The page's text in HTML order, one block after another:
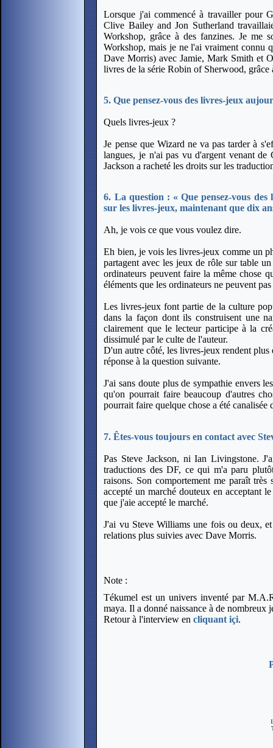
Lorsque j'ai commencé à travailler pour
Clive Bailey and Jon Sutherland
Workshop, grâce à des fanzines. Je me
Workshop, mais je ne l'ai vraiment connu
Dave Morris) avec Jamie, Mark Smith et
livres de la série Robin of Sherwood,
5. Que pensez-vous des livres-jeux
Quels livres-jeux ?
Je pense que Wizard ne va pas tarder à
langues, je n'ai pas vu d'argent venant de
Jackson a racheté les droits sur les
6. La question : « Que pensez-vous
sur les livres-jeux, maintenant que dix
Ah, je vois ce que vous voulez dire.
Eh bien, je vois les livres-jeux comme un
partagent avec les jeux de rôle sur table
ordinateurs peuvent faire la même chose
éléments que les ordinateurs ne peuvent
Les livres-jeux font partie de la culture
dans la façon dont ils construisent une
clairement que le lecteur participe à la
dissimulé par le culte de l'auteur.
D'un autre côté, les livres-jeux rendent
réponse à la question suivante.
J'ai sans doute plus de sympathie envers
qu'on pourrait faire beaucoup d'autres
pourrait faire quelque chose a été canalisée
7.Êtes-vous toujours en contact avec
Pas Steve Jackson, ni Ian Livingstone.
traductions des DF, ce qui m'a paru
raisons. Son comportement me paraît
accepté un marché douteux en acceptant
que j'aie accepté le marché.
J'ai vu Steve Williams une fois ou deux,
relations plus suivies avec Dave Morris.
Note :
Tékumel est un univers inventé par
maya. Il a donné naissance à de nombreux
Retour à l'interview encliquant içi.